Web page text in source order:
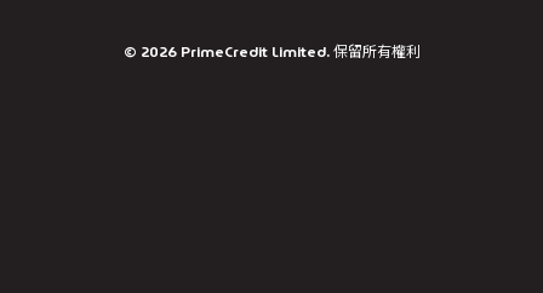
© 2026PrimeCredit Limited. 保留所有權利